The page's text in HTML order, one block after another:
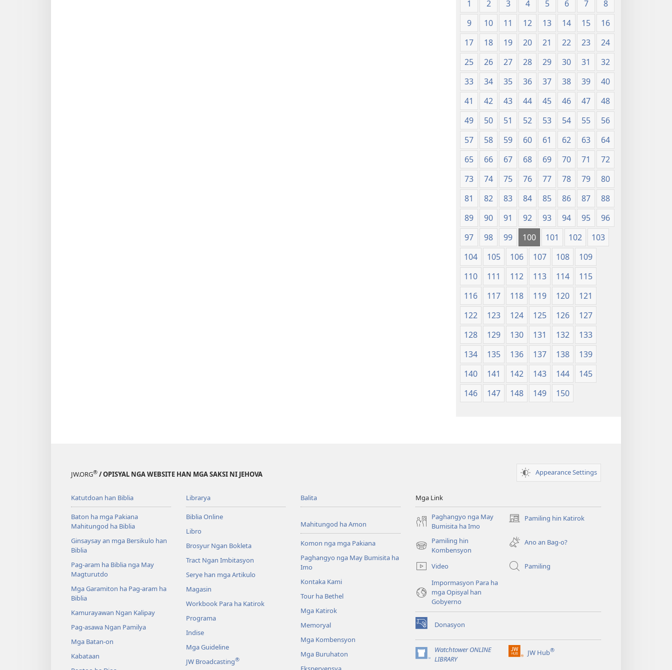
1 2 3 4 5 6 7
8
9
10 11 12 13 14 15
16
17
18 19 20 21 22 23
24
25
26 27 28 29 30 31
32
33
34 35 36 37 38 39
40
41
42 43 44 45 46 47
48
49
50 51 52 53 54 55
56
57
58 59 60 61 62 63
64
65
66 67 68 69 70 71
72
73
74 75 76 77 78 79
80
81
82 83 84 85 86 87
88
89
90 91 92 93 94 95
96
97
98 99 100 101 102
103
104
105 106 107 108
109
110
111 112 113 114
115
116
117 118 119 120
121
122
123 124 125 126
127
128
129 130 131 132
133
134
135 136 137 138
139
140
141 142 143 144
145
146
147 148 149 150
JW.ORG® / OPISYAL NGA WEBSITE HAN MGA SAKSI NI JEHOVA Appearance Settings
Katutdoan han Biblia
Baton ha mga Pakiana
Mahitungod ha Biblia
Ginsaysay an mga Bersikulo han
Biblia
Pag-aram ha Biblia nga May
Magturutdo
Mga Garamiton ha Pag-aram ha
Biblia
Kamurayawan Ngan Kalipay
Pag-asawa Ngan Pamilya
Mga Batan-on
Kabataan
Librarya
Biblia Online
Libro
Brosyur Ngan Bokleta
Tract Ngan Imbitasyon
Serye han mga Artikulo
Magasin
Workbook Para ha Katirok
Programa
Indise
Mga Guideline
JW Broadcasting®
Balita
Mahitungod ha Amon
Komon nga mga Pakiana
Paghangyo nga May Bumisita ha
Imo
Kontaka Kami
Tour ha Bethel
Mga Katirok
Memoryal
Mga Kombensyon
Mga Buruhaton
Mga Link
Paghangyo nga May
Bumisita ha Imo
Pamiling hin Katirok
(opens
window)
Pamiling hin
Kombensyon
(opens
window)
Ano an Bag-o?
Video
Pamiling
Impormasyon Para ha
mga Opisyal han
Gobyerno
Donasyon
(opens
new
window)Watchtower ONLINE
LIBRARY
(opens
JW Hub®
(opens